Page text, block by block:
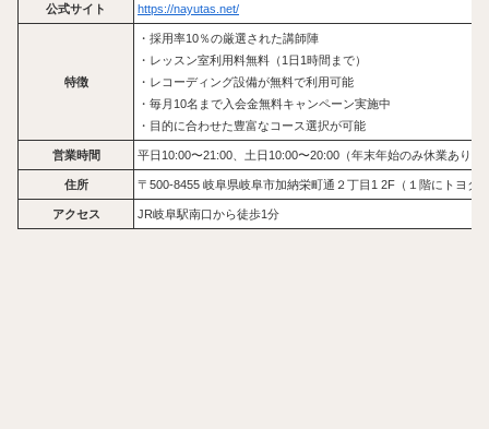
公式サイト https://nayutas.net/
特徴
・採用率10％の厳選された講師陣
・レッスン室利用料無料（1日1時間まで）
・レコーディング設備が無料で利用可能
・毎月10名まで入会金無料キャンペーン実施中
・目的に合わせた豊富なコース選択が可能
営業時間 平日10:00〜21:00、土日10:00〜20:00（年末年始のみ休業あり）
住所 〒500-8455 岐阜県岐阜市加納栄町通２丁目1 2F（１階にトヨタ
アクセス JR岐阜駅南口から徒歩1分